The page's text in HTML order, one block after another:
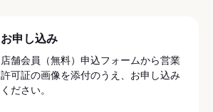
お申し込み
店舗会員（無料）申込フォームから営業
許可証の画像を添付のうえ、お申し込み
ください。